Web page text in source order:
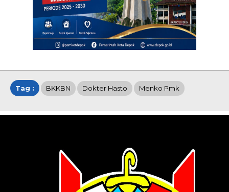
Tag : BKKBN Dokter Hasto Menko Pmk